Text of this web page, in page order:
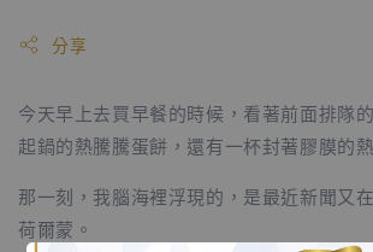
分享
今天早上去買早餐的時候，看著前面排隊
起鍋的熱騰騰蛋餅，還有一杯封著膠膜的
那一刻，我腦海裡浮現的，是最近新聞又
荷爾蒙。